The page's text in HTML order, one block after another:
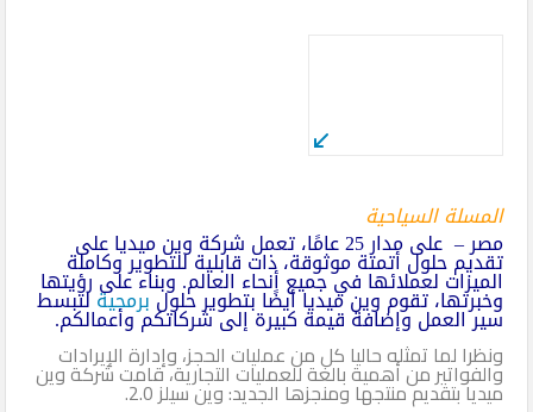
المسلة السياحية
مصر – على مدار 25 عامًا، تعمل شركة وين ميديا على
تقديم حلول أتمتة موثوقة، ذات قابلية للتطوير وكاملة
الميزات لعملائها في جميع أنحاء العالم. وبناء على رؤيتها
وخبرتها، تقوم وين ميديا أيضًا بتطوير حلولبرمجيةلتبسط
سير العمل وإضافة قيمة كبيرة إلى شركاتكم وأعمالكم.
ونظرا لما تمثله حاليا كل من عمليات الحجز، وإدارة الإيرادات
والفواتير من أهمية بالغة للعمليات التجارية، قامت شركة وين
ميديا بتقديم منتجها ومنجزها الجديد: وين سيلز 2.0.